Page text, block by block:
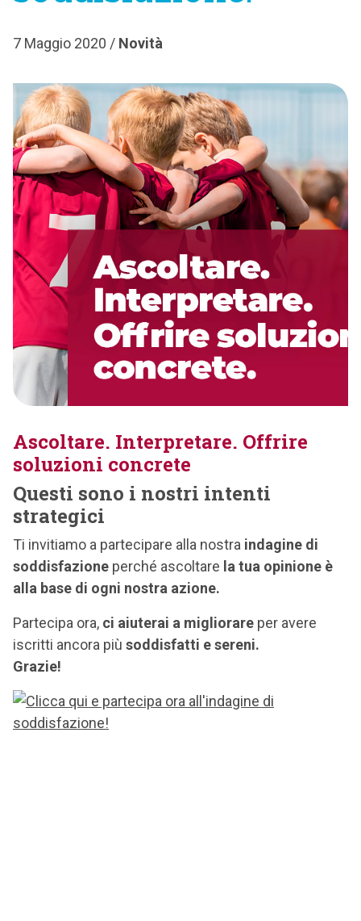
7 Maggio 2020 / Novità
Ascoltare. Interpretare. Offrire
soluzioni concrete
Questi sono i nostri intenti
strategici
Ti invitiamo a partecipare alla nostra indagine di
soddisfazione perché ascoltare la tua opinione è
alla base di ogni nostra azione.
Partecipa ora, ci aiuterai a migliorare per avere
iscritti ancora più soddisfatti e sereni.
Grazie!